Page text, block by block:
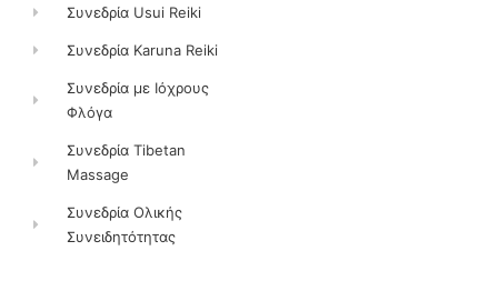
Συνεδρία Usui Reiki
Συνεδρία Karuna Reiki
Συνεδρία με Ιόχρους
Φλόγα
Συνεδρία Tibetan
Massage
Συνεδρία Ολικής
Συνειδητότητας